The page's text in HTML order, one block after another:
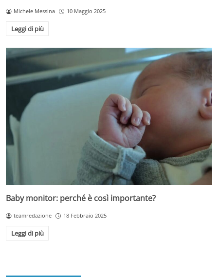
Michele Messina 10 Maggio 2025
Leggi di più
Baby monitor: perché è così importante?
teamredazione 18 Febbraio 2025
Leggi di più